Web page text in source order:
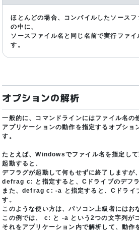
ほとんどの場合、コンパイルしたソース
の中に、
ソースファイル名と同じ名前で実行ファイ
す。
オプションの解析
一般的に、コマンドラインにはファイル名の
アプリケーションの動作を指定するオプショ
す。
たとえば、Windowsでファイル名を指定し
起動すると、
デフラグが起動して何もせずに終了しますが、
defrag c: と指定すると、Cドライブのデフラ
また、defrag c: -a と指定すると、Cドライ
す。
このような使い方は、パソコン上級者にはお
この例では、 c: と -a という2つの文字列が
それをアプリケーション内で解析して、動作